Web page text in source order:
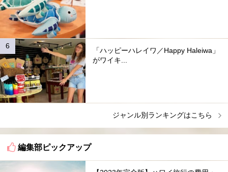
「ハッピーハレイワ／Happy Haleiwa」
がワイキ...
ジャンル別ランキングはこちら
編集部ピックアップ